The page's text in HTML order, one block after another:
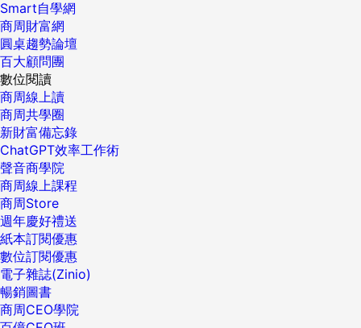
Smart自學網
商周財富網
圓桌趨勢論壇
百大顧問團
數位閱讀
商周線上讀
商周共學圈
新財富備忘錄
ChatGPT效率工作術
聲音商學院
商周線上課程
商周Store
週年慶好禮送
紙本訂閱優惠
數位訂閱優惠
電子雜誌(Zinio)
暢銷圖書
商周CEO學院